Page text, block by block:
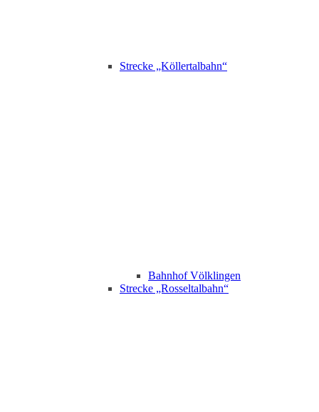
Strecke „Köllertalbahn“
Bahnhof Völklingen
Strecke „Rosseltalbahn“